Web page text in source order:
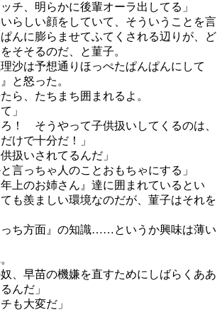
チ、明らかに後輩オーラ出してる」
らしい顔をしていて、そういうことを言
んに膨らませてふてくされる辺りが、ど
そそるのだ、と菫子。
沙は予想通りほっぺたぱんぱんにして
と怒った。
ら、たちまち囲まれるよ。
」
ろ！ そうやって子供扱いしてくるのは、
けで十分だ！」
扱いされてるんだ」
言っちゃ人のことおもちゃにする」
上のお姉さん』達に囲まれているとい
も羨ましい環境なのだが、菫子はそれを
ち方面』の知識……というか興味は薄い
、早苗の機嫌を直すためにしばらくああ
んだ」
も大変だ」